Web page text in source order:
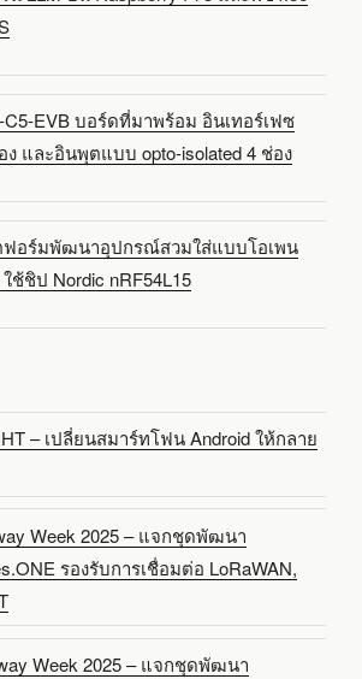
C5-EVB บอร์ดที่มาพร้อม อินเทอร์เฟซ
ง และอินพุตแบบ opto-isolated 4 ช่อง
ฟอร์มพัฒนาอุปกรณ์สวมใส่แบบโอเพน
ช้ชิป Nordic nRF54L15
– เปลี่ยนสมาร์ทโฟน Android ให้กลาย
Week 2025 – แจกชุดพัฒนา
รองรับการเชื่อมต่อ LoRaWAN,
Week 2025 – แจกชุดพัฒนา